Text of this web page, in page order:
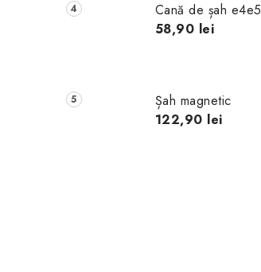
Cană de șah e4e5
58,90 lei
Șah magnetic
122,90 lei